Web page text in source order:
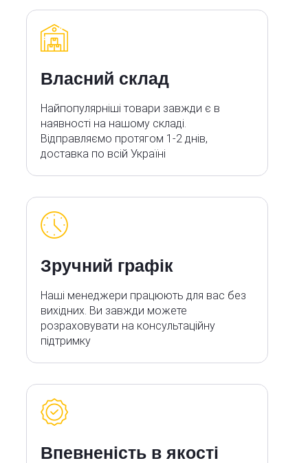
Власний склад
Найпопулярніші товари завжди є в
наявності на нашому складі.
Відправляємо протягом 1-2 днів,
доставка по всій Україні
Зручний графік
Наші менеджери працюють для вас без
вихідних. Ви завжди можете
розраховувати на консультаційну
підтримку
Впевненість в якості